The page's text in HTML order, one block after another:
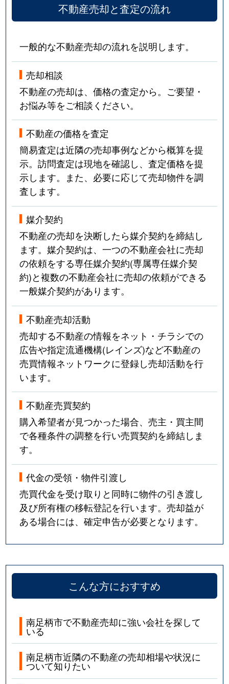
不動産売却と査定の流れ
一般的な不動産売却の流れを説明します。
売却相談
不動産の売却は、価格の査定から。ご要望・
お悩み等をご相談ください。
不動産の価格を査定
簡易査定は近隣の売却事例などから概算を提
示。訪問査定は現地を確認し、査定価格を提
示します。また、必要に応じて売却物件を調
査します。
媒介契約
不動産の売却を決断したら媒介契約を締結し
ます。媒介契約は、一つの不動産会社に売却
の依頼をする専任媒介契約(専属専任媒介契
約)と複数の不動産会社に売却の依頼ができる
一般媒介契約があります。
不動産売却活動
売却する不動産の情報をネット・チラシでの
広告や指定流通機構(レインズ)など不動産の
売買情報ネットワークに登録し売却活動を行
います。
不動産売買契約
購入希望者が見つかった場合、売主・買主間
で各種条件の調整を行い売買契約を締結しま
す。
代金の受領・物件引渡し
売買代金を受け取りと同時に物件の引き渡し
及び所有権の移転登記を行います。売却益が
ある場合には、確定申告が必要となります。
こんな方におすすめ
南足柄市で不動産売却に強い会社を探して
いる
南足柄市近隣の不動産の売却相場や状況に
ついて知りたい